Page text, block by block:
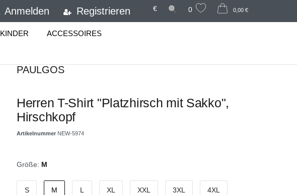
Anmelden Registrieren € 0 0,00 €
KINDER ACCESSOIRES
PAULGOS
Herren T-Shirt "Platzhirsch mit Sakko",
Hirschkopf
Artikelnummer NEW-5974
Größe: M
S M L XL XXL 3XL 4XL